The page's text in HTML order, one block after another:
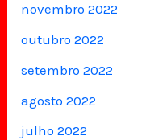
novembro 2022
outubro 2022
setembro 2022
agosto 2022
julho 2022